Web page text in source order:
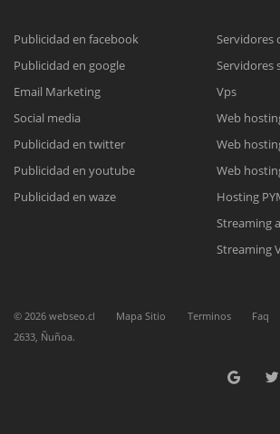
Reunión online
Nuestros ejecutivos le enviarán un correo
Meet para la reunión
Cotización
Complete el formulario y nos
Chat Online
Todos nuestros ejecutivos están fuera de línea.
para enviarnos un correo electrónico con sus
Publicidad en facebook
Publicidad en google
Email Marketing
Social media
Publicidad en twitter
Publicidad en youtube
Publicidad en waze
Servidores
Servidores
Vps
Web
Web
Web
Hosting
Streaming
Streaming
© 2026 webseo.cl Mapa Sitio Terminos Faq
2633, Ñuñoa.